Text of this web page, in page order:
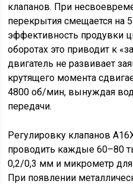
клапанов. При
перекрытия смещается на
эффективность продувки
оборотах это приводит к
двигатель не развивает
крутящего момента
4800 об/мин, вынуждая
передачи.
Регулировку клапанов
проводить каждые 60–80
0,2/0,3 мм и микрометр
При появлении